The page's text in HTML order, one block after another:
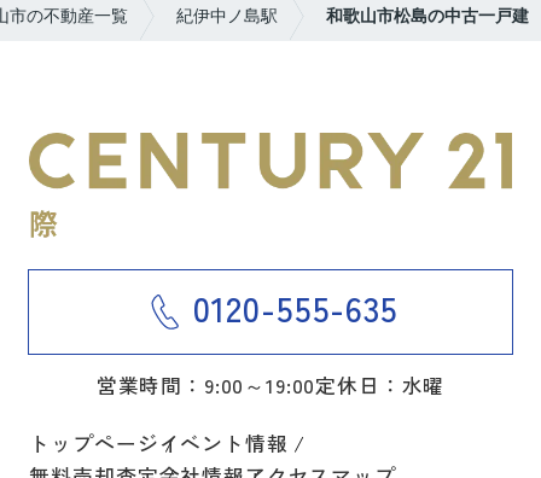
市の不動産一覧 紀伊中ノ島駅 和歌山市松島の中古一戸建
0120-555-635
営業時間：9:00～19:00定休日：水曜
トップページイベント情報